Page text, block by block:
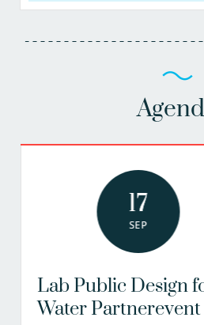
17
SEP
Lab Public Design
Water Partnerevent